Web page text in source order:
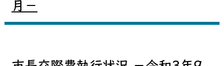
月－